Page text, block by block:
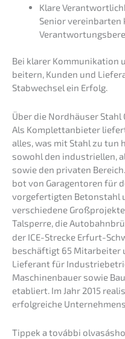
Klare
Senior verein­bar­ten
Bei klarer Kommu­ni­ka­ti­on
bei­tern, Kunden und
Stabwech­sel ein Erfolg.
Über die Nordhäu­ser Stahl
Als Komplett­an­bie­ter
alles, was mit Stahl zu tun
sowohl den indus­tri­el­len,
sowie den priva­ten
bot von Garagen­to­ren für
vorge­fer­tig­ten Beton­stahl
verschie­de­ne
Talsper­re, die
der ICE-Strecke Erfurt-
beschäf­tigt 65 Mitar­bei­ter
Liefe­rant für
Maschi­nen­bau­er sowie
etabliert. Im Jahr 2015
erfolg­rei­che
Tippek a továb­bi